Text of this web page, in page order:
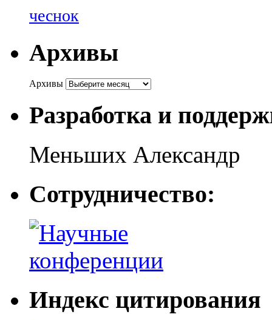
чеснок
Архивы
Архивы
Разработка и
Меньших Александр
Сотрудничество:
Индекс цитирования